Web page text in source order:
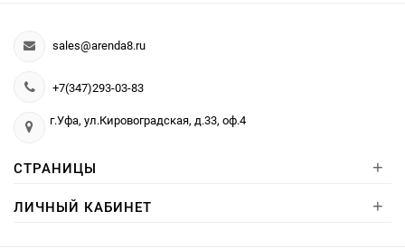
sales@arenda8.ru
+7(347)293-03-83
г.Уфа, ул.Кировоградская, д.33, оф.4
СТРАНИЦЫ +
ЛИЧНЫЙ КАБИНЕТ +